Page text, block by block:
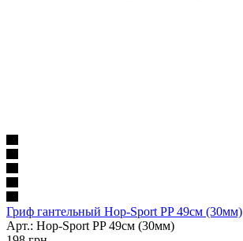
Гриф гантельный Hop-Sport PP 49см (30мм)
Арт.: Hop-Sport PP 49см (30мм)